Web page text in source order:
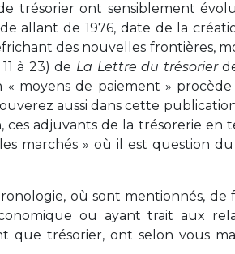
trésorier ont sensiblement
allant de 1976, date de la
des nouvelles frontières,
à 23) de La Lettre du trésorier
moyens de paiement »
aussi dans cette
adjuvants de la trésorerie en
marchés » où il est question
où sont mentionnés, de
ou ayant trait aux
que trésorier, ont selon vous